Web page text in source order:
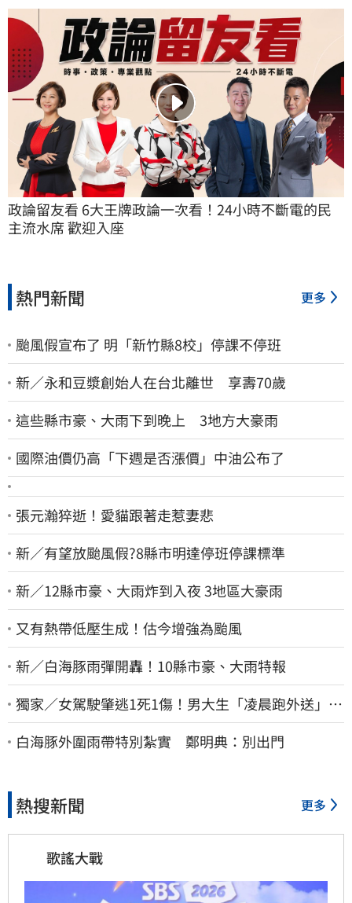
政論留友看 6大王牌政論一次看！24小時不斷電的民
主流水席 歡迎入座
熱門新聞 更多
颱風假宣布了 明「新竹縣8校」停課不停班
新／永和豆漿創始人在台北離世 享壽70歲
這些縣市豪、大雨下到晚上 3地方大豪雨
國際油價仍高「下週是否漲價」中油公布了
張元瀚猝逝！愛貓跟著走惹妻悲
新／有望放颱風假?8縣市明達停班停課標準
新／12縣市豪、大雨炸到入夜 3地區大豪雨
又有熱帶低壓生成！估今增強為颱風
新／白海豚雨彈開轟！10縣市豪、大雨特報
獨家／女駕駛肇逃1死1傷！男大生「凌晨跑外送」挨
撞 媽淚：家快瓦解
白海豚外圍雨帶特別紮實 鄭明典：別出門
熱搜新聞 更多
歌謠大戰